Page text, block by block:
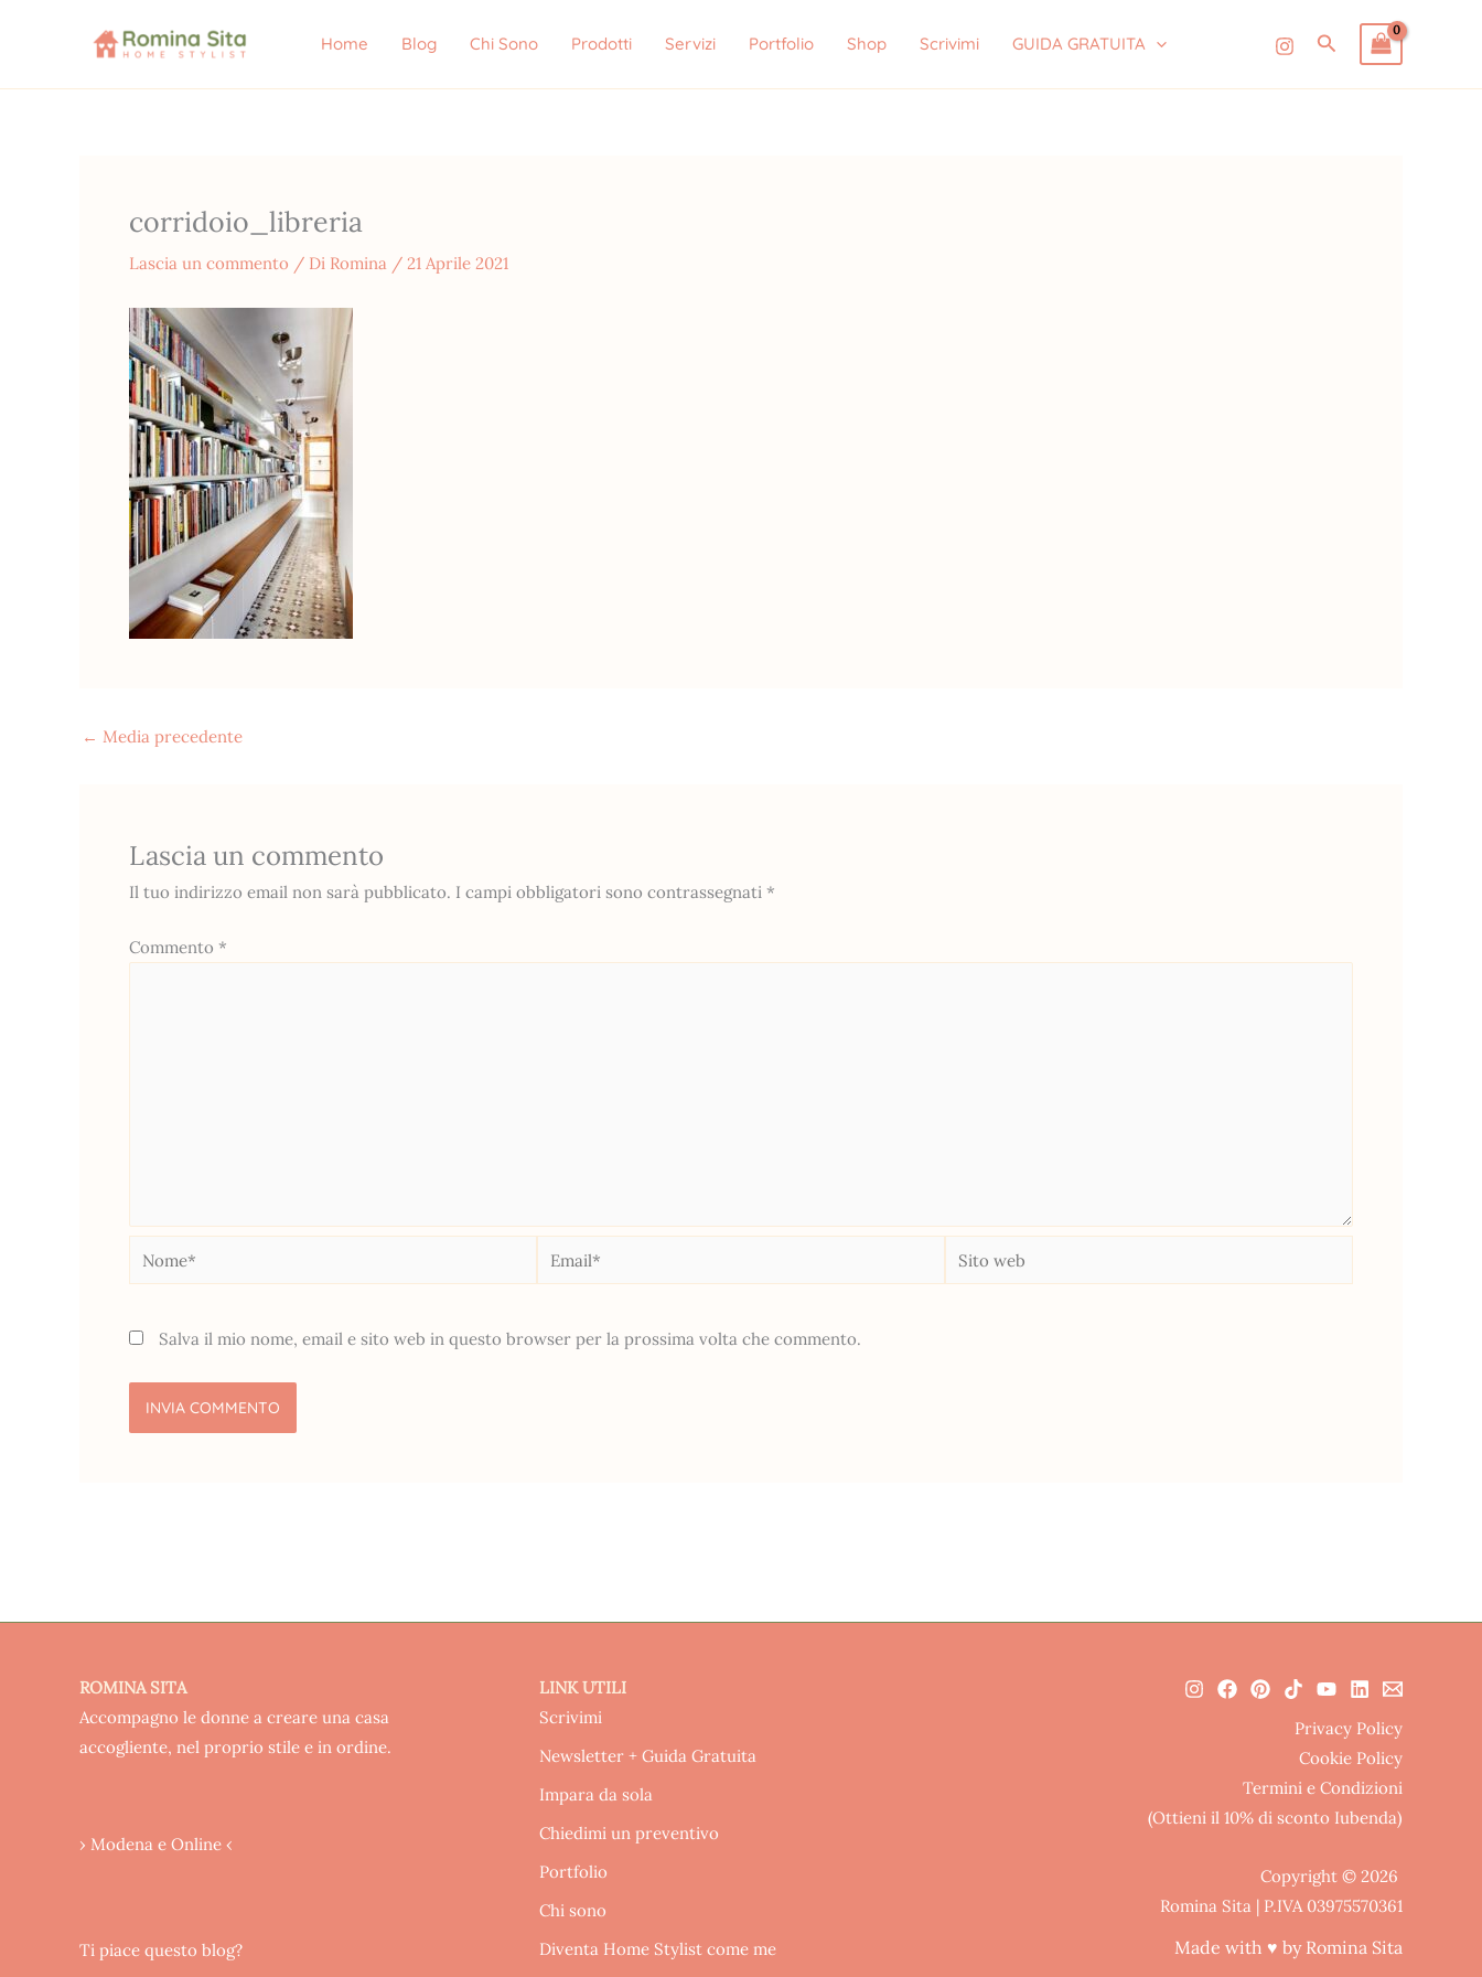
Home Blog Chi Sono Prodotti Servizi Portfolio Shop Scrivimi GUIDA GRATUITA Cerca
corridoio_libreria
Lascia un commento / Di Romina / 21 Aprile 2021
← Media precedente
Lascia un commento
Il tuo indirizzo email non sarà pubblicato. I campi obbligatori sono contrassegnati *
Commento *
Nome* Email*
Sito
web
Salva il mio nome, email e sito web in questo browser per la prossima volta che commento.
ROMINA SITA
Accompagno le donne a creare una casa
accogliente, nel proprio stile e in ordine.
› Modena e Online ‹
Ti piace questo blog?
LINK UTILI
Scrivimi
Newsletter + Guida Gratuita
Impara da sola
Chiedimi un preventivo
Portfolio
Chi sono
Diventa Home Stylist come me
Privacy Policy
Cookie Policy
Termini e Condizioni
(Ottieni il 10% di sconto Iubenda)
Copyright © 2026
Romina Sita | P.IVA 03975570361
Made with ♥ by Romina Sita